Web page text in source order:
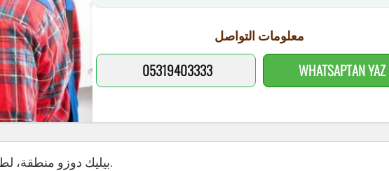
معلومات التواصل
05319403333 WHATSAPTAN YAZ
بيليك دوزو منطقة، لطلب فني صيانة السخانات من فضلك اتصل بنا.